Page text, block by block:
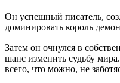
Он успешный писатель,
доминировать король
Затем он очнулся в
шанс изменить судьбу
всего, что можно, не